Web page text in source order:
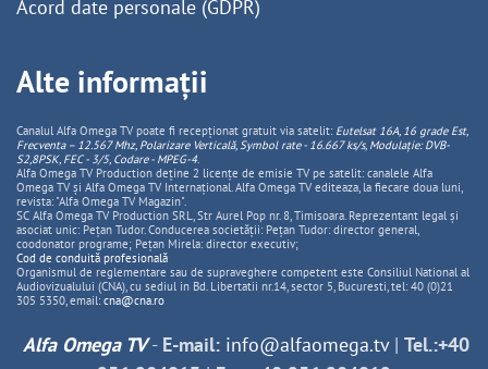
Acord date personale (GDPR)
Alte informații
Canalul Alfa Omega TV poate fi recepționat gratuit via satelit: Eutelsat 16A, 16 grade Est,
Frecventa – 12.567 Mhz, PolarizareVerticală, Symbol rate - 16.667 ks/s, Modulație: DVB-
S2,8PSK, FEC - 3/5, Codare - MPEG-4.
Alfa Omega TV Production deține 2 licențe de emisie TV pe satelit: canalele Alfa
Omega TV și Alfa Omega TV Internațional. Alfa Omega TV editeaza, la fiecare doua luni,
revista: "Alfa Omega TV Magazin".
SC Alfa Omega TV Production SRL, Str Aurel Pop nr. 8, Timisoara. Reprezentant legal și
asociat unic: Pețan Tudor. Conducerea societății: Pețan Tudor: director general,
coodonator programe; Pețan Mirela: director executiv;
Cod de conduită profesională
Organismul de reglementare sau de supraveghere competent este Consiliul National al
Audiovizualului (CNA), cu sediul in Bd. Libertatii nr.14, sector 5, Bucuresti, tel: 40 (0)21
305 5350, email: cna@cna.ro
Alfa Omega TV- E-mail: info@alfaomega.tv| Tel.:+40